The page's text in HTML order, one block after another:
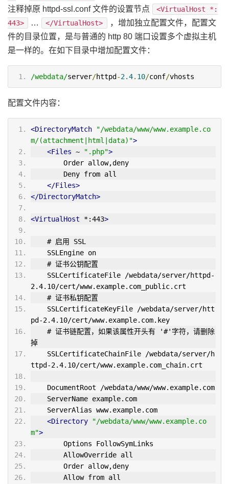
注释掉原 httpd-ssl.conf 文件的设置节点
<VirtualHost *:
443>
… </VirtualHost>
，增加独立配置文件，配置文
件的目录位置，是与普通的 http 80 端口设置多个虚拟主机
是一样的。在如下目录中增加配置文件：
/webdata/server/httpd -2.4. 10/conf/vhosts
配置文件内容：
<DirectoryMatch
"/webdata/www/www.example.co
m/(attachment|html|data)">
<Files ~ ".php">
        Order allow,deny
        Deny from all
</Files>
</DirectoryMatch>
<VirtualHost *:443>
    # 启用 SSL
    SSLEngine on
    # 证书公钥配置
2.4.10/cert/www.example.com_public.crt
    # 证书私钥配置
pd-2.4.10/cert/www.example.com.key
掉
ttpd-2.4.10/cert/www.example.com_chain.crt
    DocumentRoot /webdata/www/www.example.com
    ServerName example.com
    ServerAlias www.example.com
<Directory
"/webdata/www/www.example.co
m">
        Options FollowSymLinks
        AllowOverride all
        Order allow,deny
        Allow from all